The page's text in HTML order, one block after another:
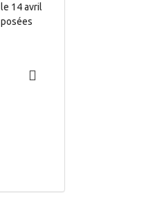
14 avril